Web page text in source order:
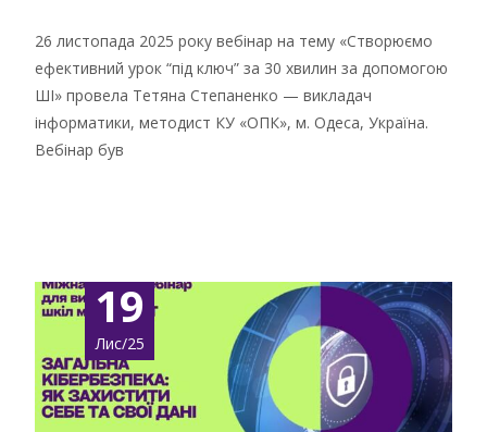
26 листопада 2025 року вебінар на тему «Створюємо
ефективний урок “під ключ” за 30 хвилин за допомогою
ШІ» провела Тетяна Степаненко — викладач
інформатики, методист КУ «ОПК», м. Одеса, Україна.
Вебінар був
19
Лис/25